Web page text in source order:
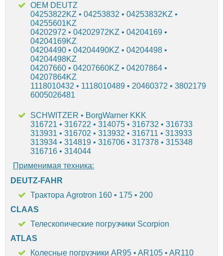
OEM DEUTZ
04253822KZ • 04253832 • 04253832KZ •
04255601KZ
04202972 • 04202972KZ • 04204169 •
04204169KZ
04204490 • 04204490KZ • 04204498 •
04204498KZ
04207660 • 04207660KZ • 04207864 •
04207864KZ
1118010432 • 1118010489 • 20460372 • 3802179
6005026481
SCHWITZER • BorgWarner KKK
316721 • 316722 • 314075 • 316732 • 316733
313931 • 316702 • 313932 • 316711 • 313933
313934 • 314819 • 316706 • 317378 • 315348
316716 • 314044
Применимая техника:
DEUTZ-FAHR
Трактора Agrotron 160 • 175 • 200
CLAAS
Телескопические погрузчики Scorpion
ATLAS
Колесные погрузчики AR95 • AR105 • AR110